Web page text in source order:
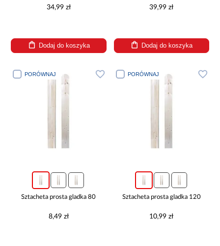
34,99 zł
Dodaj do koszyka
39,99 zł
Dodaj do koszyka
PORÓWNAJ
Sztacheta prosta gladka 80
8,49 zł
PORÓWNAJ
Sztacheta prosta gladka 120
10,99 zł